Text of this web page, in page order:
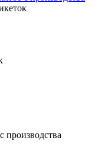
производства